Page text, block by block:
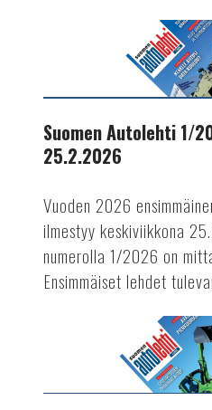
ilmestyy
Suomen Autolehti 1/
25.2.2026
Vuoden 2026
ilmestyy keskiviikkona
numerolla 1/2026 on
Ensimmäiset lehdet
ilmestyy